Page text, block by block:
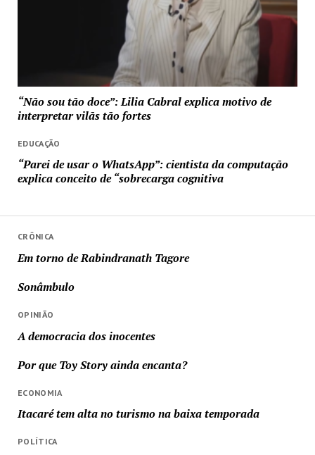
“Não sou tão doce”: Lilia Cabral explica motivo de
interpretar vilãs tão fortes
EDUCAÇÃO
“Parei de usar o WhatsApp”: cientista da computação
explica conceito de “sobrecarga cognitiva
CRÔNICA
Em torno de Rabindranath Tagore
Sonâmbulo
OPINIÃO
A democracia dos inocentes
Por que Toy Story ainda encanta?
ECONOMIA
Itacaré tem alta no turismo na baixa temporada
POLÍTICA